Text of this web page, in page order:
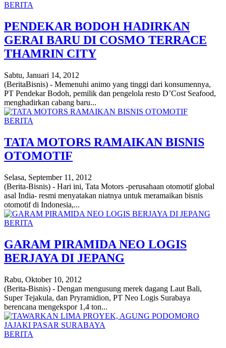
BERITA
PENDEKAR BODOH HADIRKAN
GERAI BARU DI COSMO TERRACE
THAMRIN CITY
Sabtu, Januari 14, 2012
(BeritaBisnis) - Memenuhi animo yang tinggi dari konsumennya,
PT Pendekar Bodoh, pemilik dan pengelola resto D’Cost Seafood,
menghadirkan cabang baru...
BERITA
TATA MOTORS RAMAIKAN BISNIS
OTOMOTIF
Selasa, September 11, 2012
(Berita-Bisnis) - Hari ini, Tata Motors -perusahaan otomotif global
asal India- resmi menyatakan niatnya untuk meramaikan bisnis
otomotif di Indonesia,...
BERITA
GARAM PIRAMIDA NEO LOGIS
BERJAYA DI JEPANG
Rabu, Oktober 10, 2012
(Berita-Bisnis) - Dengan mengusung merek dagang Laut Bali,
Super Tejakula, dan Pryramidion, PT Neo Logis Surabaya
berencana mengekspor 1,4 ton...
BERITA